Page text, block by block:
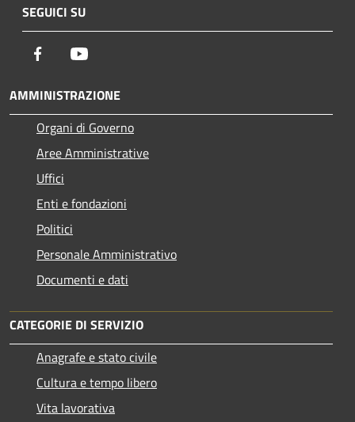
SEGUICI SU
Facebook
AMMINISTRAZIONE
Organi di Governo
Aree Amministrative
Uffici
Enti e fondazioni
Politici
Personale Amministrativo
Documenti e dati
CATEGORIE DI SERVIZIO
Anagrafe e stato civile
Cultura e tempo libero
Vita lavorativa